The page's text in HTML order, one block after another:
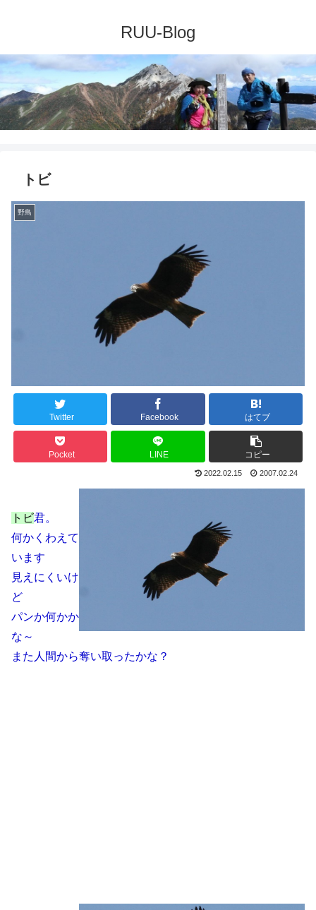
トビ
野鳥
Twitter Facebook はてブ
Pocket LINE コピー
2022.02.15 2007.02.24
トビ君。
何かくわえて
います
見えにくいけ
ど
パンか何かか
な～
また人間から奪い取ったかな？